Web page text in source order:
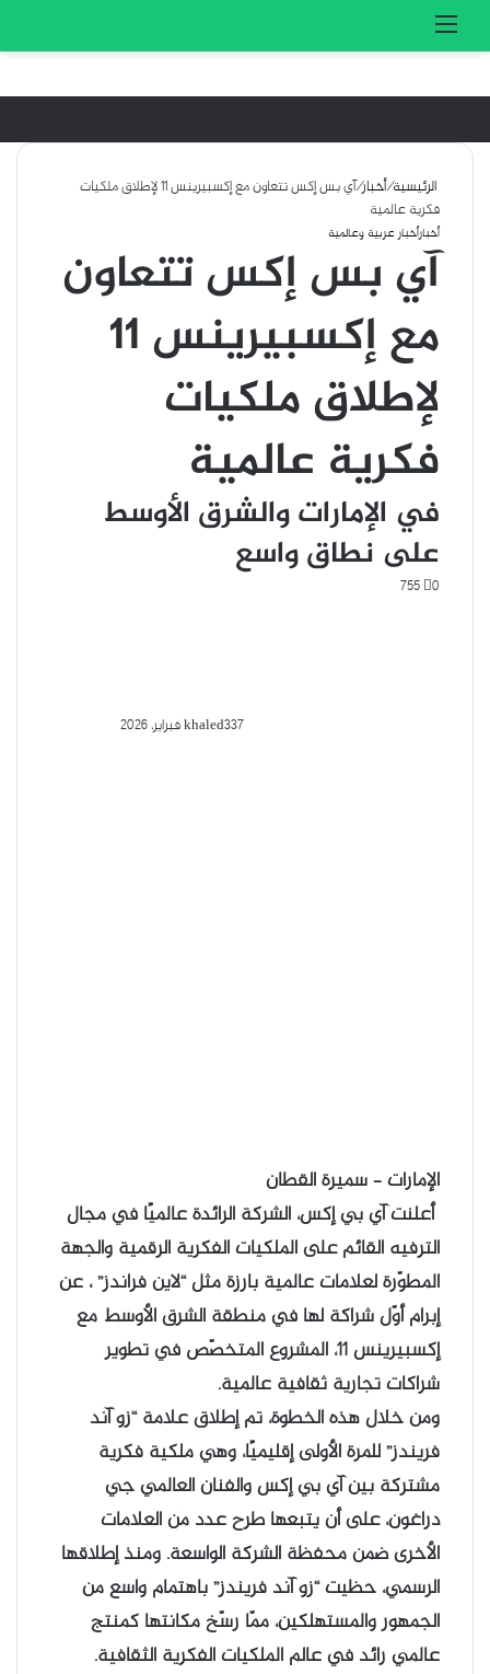
الرئيسية/أخبار/
آي بس إكس تتعاون مع إكسبيرينس 11 لإطلاق ملكيات
فكرية عالمية
أخبارأخبار عربية وعالمية
آي بس إكس تتعاون
مع إكسبيرينس 11
لإطلاق ملكيات
فكرية عالمية
في الإمارات والشرق الأوسط
على نطاق واسع
khaled337 فبراير، 2026
0
الإمارات – سميرة القطان
أعلنت آي بي إكس، الشركة الرائدة عالميًا في مجال
الترفيه القائم على الملكيات الفكرية الرقمية والجهة
المطوّرة لعلامات عالمية بارزة مثل “لاين فراندز” ، عن
إبرام أوّل شراكة لها في منطقة الشرق الأوسط مع
إكسبيرينس 11، المشروع المتخصّص في تطوير
شراكات تجارية ثقافية عالمية.
ومن خلال هذه الخطوة، تم إطلاق علامة “زو آند
فريندز” للمرة الأولى إقليميًا، وهي ملكية فكرية
مشتركة بين آي بي إكس والفنان العالمي جي
دراغون، على أن يتبعها طرح عدد من العلامات
الأخرى ضمن محفظة الشركة الواسعة. ومنذ إطلاقها
الرسمي، حظيت “زو آند فريندز” باهتمام واسع من
الجمهور والمستهلكين، ممّا رسّخ مكانتها كمنتج
عالمي رائد في عالم الملكيات الفكرية الثقافية.